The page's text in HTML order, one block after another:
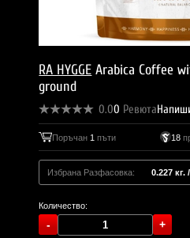
RA HYGGE Arabica Coffee
ground
0.00 Ревюта
Поръчан 1 пъти 18
Избрана Разфасовка:
Количество: